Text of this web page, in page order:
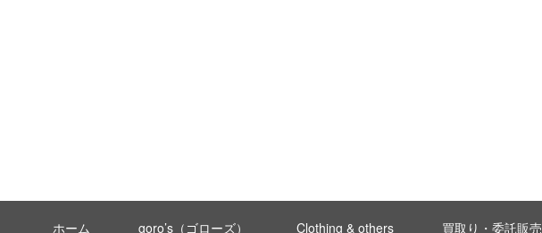
ホーム goro’s（ゴローズ） Clothing & others 買取り・委託販売